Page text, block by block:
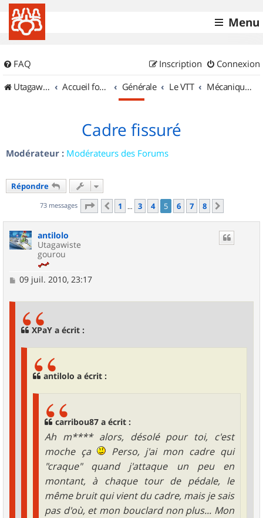
Menu
FAQ Connexion
Inscription
UtagawaVTT (Randos VTT et VTTAE avec traces GPS)
Accueil forum Générale Le VTT Mécanique et Entretiens
Cadre fissuré
Modérateur : Modérateurs des Forums
Répondre
73 messages Page 5sur 8
Précédent
1 … 3 4 5 6 7 8
antilolo
Utagawiste
gourou
M
09 juil. 2010, 23:17
XPaY a écrit :
antilolo a écrit :
carribou87 a écrit :
Ah m**** alors, désolé pour toi, c'est
moche ça
Perso, j'ai mon cadre qui
"craque" quand j'attaque un peu en
montant, à chaque tour de pédale, le
même bruit qui vient du cadre, mais je sais
pas d'où, et mon bouclard non plus... Mon